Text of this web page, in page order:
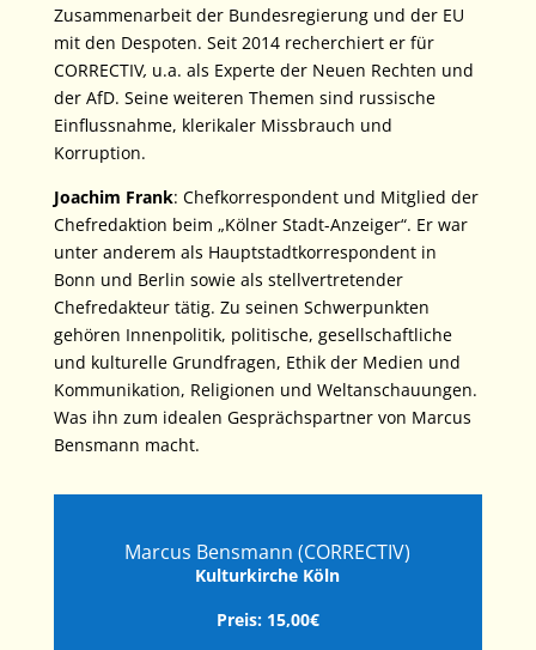
Zusammenarbeit der Bundesregierung und der EU
mit den Despoten. Seit 2014 recherchiert er für
CORRECTIV, u.a. als Experte der Neuen Rechten und
der AfD. Seine weiteren Themen sind russische
Einflussnahme, klerikaler Missbrauch und
Korruption.
Joachim Frank: Chefkorrespondent und Mitglied der
Chefredaktion beim „Kölner Stadt-Anzeiger“. Er war
unter anderem als Hauptstadtkorrespondent in
Bonn und Berlin sowie als stellvertretender
Chefredakteur tätig. Zu seinen Schwerpunkten
gehören Innenpolitik, politische, gesellschaftliche
und kulturelle Grundfragen, Ethik der Medien und
Kommunikation, Religionen und Weltanschauungen.
Was ihn zum idealen Gesprächspartner von Marcus
Bensmann macht.
Marcus Bensmann (CORRECTIV)
Kulturkirche Köln
Preis: 15,00€